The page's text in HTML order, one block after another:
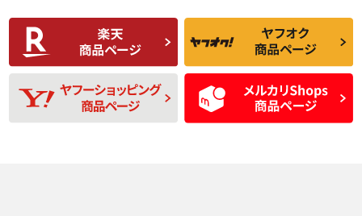
C
比較的きれいな中古
品
C
られるが、使用に問
題のない中古品
D
使用感や目立つ傷が
あり、一般的な中古
品
D
残り溝も少なく、偏
磨耗がみられ、短期
間使用できるくらい
の中古品